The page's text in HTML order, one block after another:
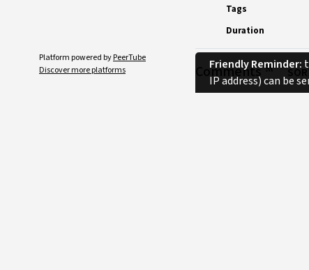
Platform powered byPeerTube
Discover more platforms
Tags
Duration
Comments
Friendly Reminder:
IP address) can be